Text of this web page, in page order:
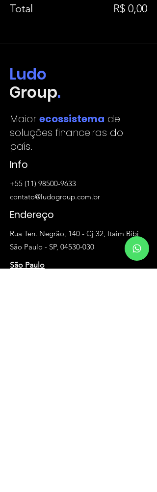
Total R$ 0,00
Ludo
Group.
Maior ecossistema de
soluções financeiras do
país.
Info
+55 (11) 98500-9633
contato@ludogroup.com.br
Endereço
Rua Ten. Negrão, 140 - Cj 32, Itaim Bibi
São Paulo - SP, 04530-030
São Paulo